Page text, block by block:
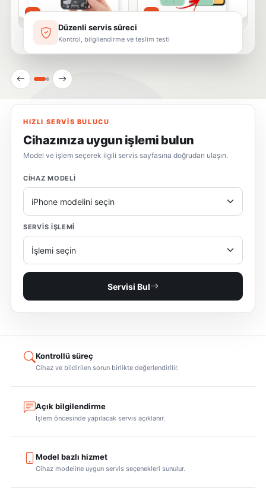
02
Düzenli servis süreci
Kontrol, bilgilendirme ve teslim testi
HIZLI SERVIS BULUCU
Cihazınıza uygun işlemi bulun
Model ve işlem seçerek ilgili servis sayfasına doğrudan ulaşın.
CIHAZ MODELI
SERVIS IŞLEMI
Servisi Bul
Kontrollü süreç
Cihaz ve bildirilen sorun birlikte değerlendirilir.
Açık bilgilendirme
İşlem öncesinde yapılacak servis açıklanır.
Model bazlı hizmet
Cihaz modeline uygun servis seçenekleri sunulur.